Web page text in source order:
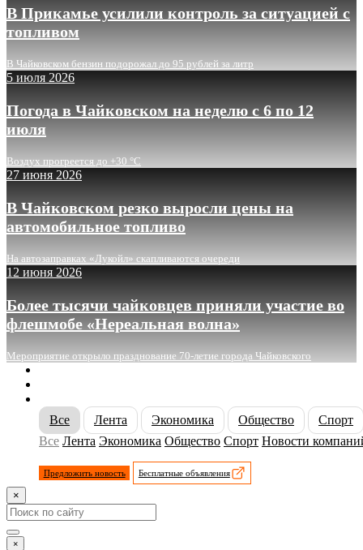
В Прикамье усилили контроль за ситуацией с
топливом
В Чайковском бензин подорожал до 95 рублей за литр
5 июля 2026
Погода в Чайковском на неделю с 6 по 12
июля
Воздух прогреется до +30 °C
27 июня 2026
В Чайковском резко выросли цены на
автомобильное топливо
На автозаправках «Лукойл» скапливаются очереди
12 июня 2026
Более тысячи чайковцев приняли участие во
флешмобе «Нереальная волна»
Мероприятие открыло празднование 70-летие города Чайковского
Все
Лента Экономика Общество
Спорт
Все Лента Экономика Общество Спорт Новости
Предложить новость Бесплатные объявления
×
×